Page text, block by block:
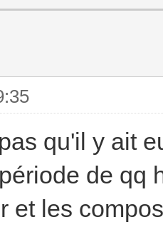
qu'il y ait
de qq
et les